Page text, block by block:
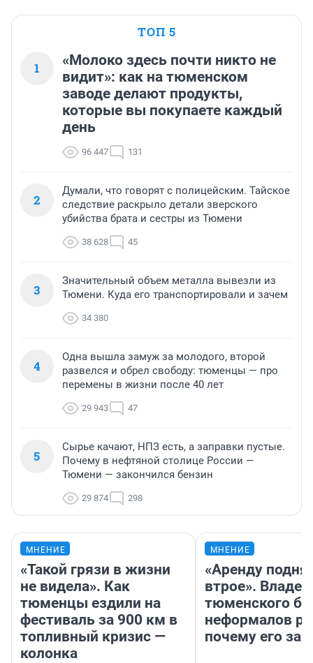
ТОП 5
1
«Молоко здесь почти никто не
видит»: как на тюменском
заводе делают продукты,
которые вы покупаете каждый
день
96 447 131
2
Думали, что говорят с полицейским. Тайское
следствие раскрыло детали зверского
убийства брата и сестры из Тюмени
38 628 45
3
Значительный объем металла вывезли из
Тюмени. Куда его транспортировали и зачем
34 380
4
Одна вышла замуж за молодого, второй
развелся и обрел свободу: тюменцы — про
перемены в жизни после 40 лет
29 943 47
5
Сырье качают, НПЗ есть, а заправки пустые.
Почему в нефтяной столице России —
Тюмени — закончился бензин
29 874 298
МНЕНИЕ
«Такой грязи в жизни
не видела». Как
тюменцы ездили на
фестиваль за 900 км в
топливный кризис —
колонка
МНЕНИЕ
«Аренду
втрое».
тюменского
неформалов
почему его